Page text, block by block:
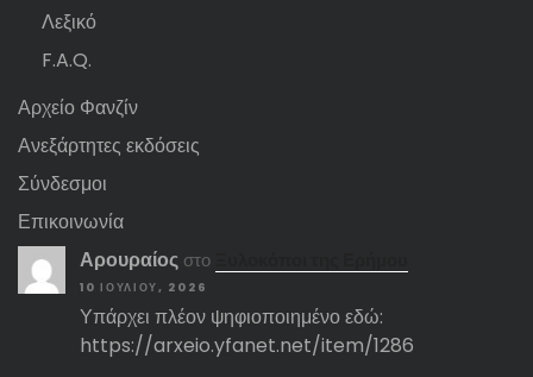
Λεξικό
F.A.Q.
Αρχείο Φανζίν
Ανεξάρτητες εκδόσεις
Σύνδεσμοι
Επικοινωνία
Αρουραίος στο
10 ΙΟΥΛΊΟΥ, 2026
Υπάρχει πλέον ψηφιοποιημένο εδώ:
https://arxeio.yfanet.net/item/1286